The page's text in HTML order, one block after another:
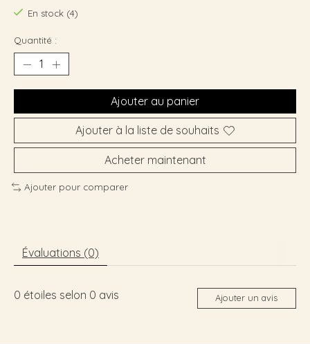
En stock (4)
Quantité :
Ajouter au panier
Ajouter à la liste de souhaits
Acheter maintenant
Ajouter pour comparer
Évaluations (0)
0 étoiles selon 0 avis Ajouter un avis